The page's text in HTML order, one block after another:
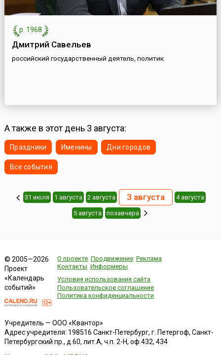
р. 1968
Дмитрий Савельев
российский государственный деятель, политик
А также в этот день 3 августа:
Праздники Именины Дни городов
Все события
31 июля 1 августа 2 августа 3 августа 4 августа
5 августа позавчера
© 2005—2026
Проект
«Календарь
событий»
О проекте Продвижение Реклама
Контакты Информеры
Условия использования сайта
Пользовательское соглашение
Политика конфиденциальности
Учредитель — ООО «Квантор»
Адрес учредителя: 198516 Санкт-Петербург, г. Петергоф, Санкт-
Петербургский пр., д.60, лит.А, ч.п. 2-Н, оф.432, 434